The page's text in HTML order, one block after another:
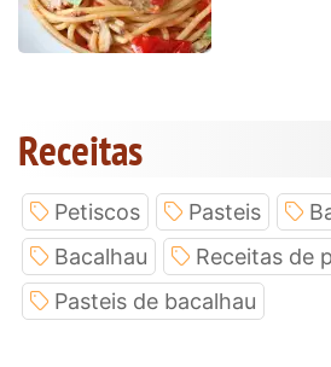
Receitas
Petiscos Pasteis
Bacalhau
Receitas de
Pasteis de bacalhau